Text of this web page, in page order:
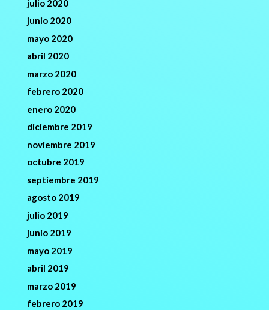
julio 2020
junio 2020
mayo 2020
abril 2020
marzo 2020
febrero 2020
enero 2020
diciembre 2019
noviembre 2019
octubre 2019
septiembre 2019
agosto 2019
julio 2019
junio 2019
mayo 2019
abril 2019
marzo 2019
febrero 2019